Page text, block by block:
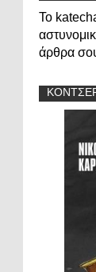
Το
άρθρα